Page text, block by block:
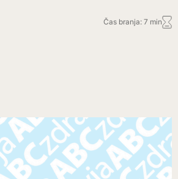
Čas branja: 7 min